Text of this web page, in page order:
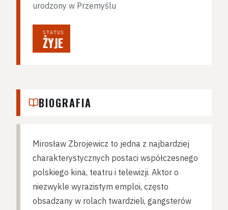
urodzony w Przemyślu
STATUS
ŻYJE
BIOGRAFIA
Mirosław Zbrojewicz to jedna z najbardziej
charakterystycznych postaci współczesnego
polskiego kina, teatru i telewizji. Aktor o
niezwykle wyrazistym emploi, często
obsadzany w rolach twardzieli, gangsterów